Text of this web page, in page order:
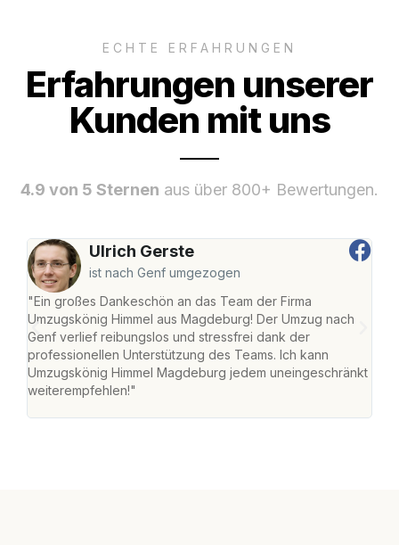
ECHTE ERFAHRUNGEN
Erfahrungen unserer
Kunden mit uns
4.9 von 5 Sternen aus über 800+ Bewertungen.
Ulrich Gerste
ist nach Genf umgezogen
"Ein großes Dankeschön an das Team der Firma
Umzugskönig Himmel aus Magdeburg! Der Umzug nach
Genf verlief reibungslos und stressfrei dank der
professionellen Unterstützung des Teams. Ich kann
Umzugskönig Himmel Magdeburg jedem uneingeschränkt
weiterempfehlen!"